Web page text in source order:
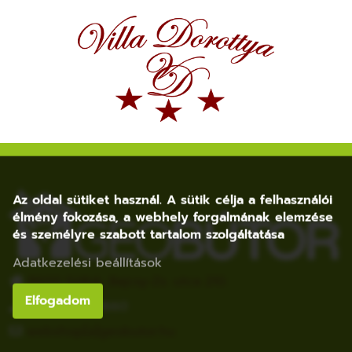
8600 Siófok, Bajcsy-Zs. utca 210.
+36 20 852 1660
Az oldal sütiket használ. A sütik célja a felhasználói
élmény fokozása, a webhely forgalmának elemzése
és személyre szabott tartalom szolgáltatása
Adatkezelési beállítások
Elfogadom